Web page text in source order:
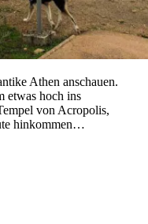
Athen anschauen.
etwas hoch ins
von Acropolis,
hinkommen…